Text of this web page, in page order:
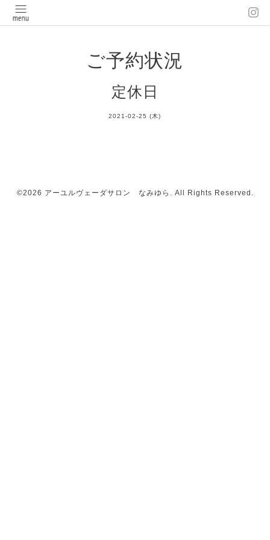
ご予約状況
定休日
2021-02-25 (木)
©2026 アーユルヴェーダサロン なみゆら . All Rights Reserved.